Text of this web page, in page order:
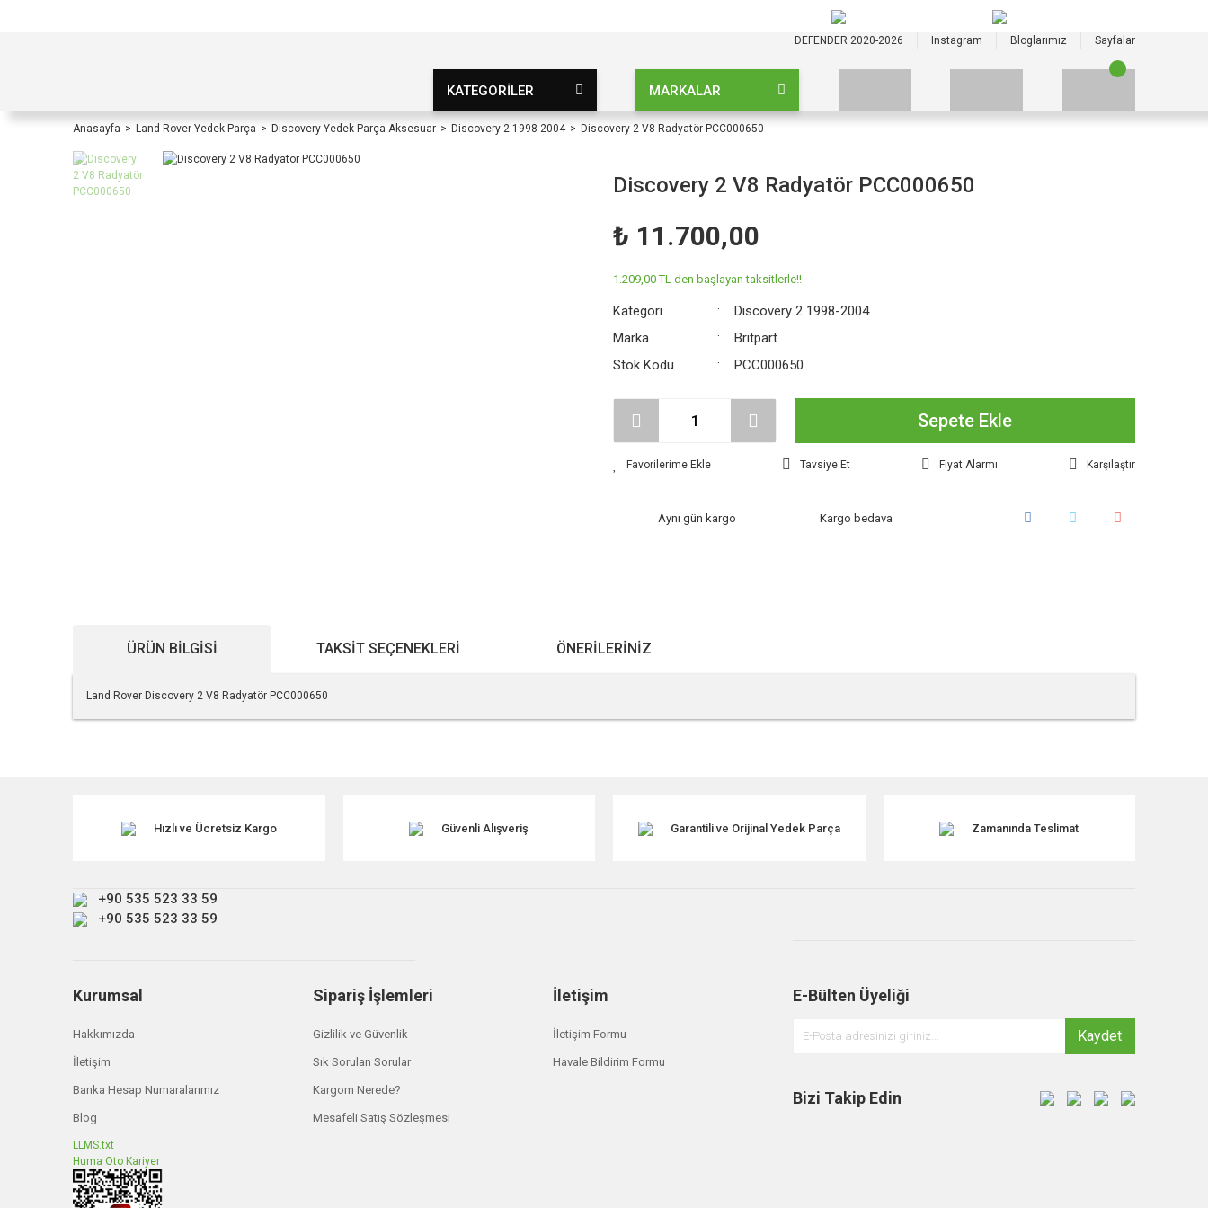
DEFENDER 2020-2026 Instagram Bloglarımız Sayfalar
KATEGORİLER MARKALAR
Anasayfa Land Rover Yedek Parça Discovery Yedek Parça Aksesuar Discovery 2 1998-2004 Discovery 2 V8 Radyatör PCC000650
Discovery 2 V8 Radyatör PCC000650
₺ 11.700,00
1.209,00 TL den başlayan taksitlerle!!
Kategori
Discovery 2 1998-2004
Marka
Britpart
Stok Kodu
PCC000650
Sepete Ekle
Tavsiye Et Fiyat Alarmı Karşılaştır
Aynı gün kargo Kargo bedava
ÜRÜN BILGISI TAKSIT SEÇENEKLERI ÖNERILERINIZ
Land Rover Discovery 2 V8 Radyatör PCC000650
Ürün açıklamasında eksik bilgiler bulunuyor.
Bu ürüne benzer farklı alternatifler olmalı.
Hızlı ve Ücretsiz Kargo Güvenli Alışveriş Garantili ve Orijinal Yedek Parça Zamanında Teslimat
+90 535 523 33 59
+90 535 523 33 59
Kurumsal
Hakkımızda
İletişim
Banka Hesap Numaralarımız
Blog
LLMS.txt
Huma Oto Kariyer
Sipariş İşlemleri
Gizlilik ve Güvenlik
Sık Sorulan Sorular
Kargom Nerede?
Mesafeli Satış Sözleşmesi
İletişim
İletişim Formu
Havale Bildirim Formu
E-Bülten Üyeliği
Kaydet
Bizi Takip Edin